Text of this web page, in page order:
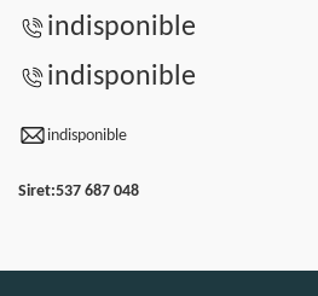
indisponible
indisponible
indisponible
Siret:537 687 048